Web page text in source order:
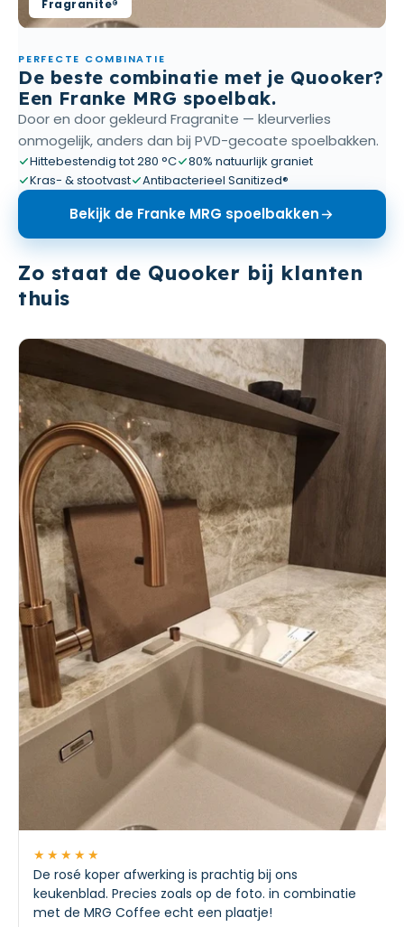
Fragranite®
PERFECTE COMBINATIE
De beste combinatie met je Quooker?
Een Franke MRG spoelbak.
Door en door gekleurd Fragranite — kleurverlies
onmogelijk, anders dan bij PVD-gecoate spoelbakken.
Hittebestendig tot 280 °C
80% natuurlijk graniet
Kras- & stootvast
Antibacterieel Sanitized®
Bekijk de Franke MRG spoelbakken
Zo staat de Quooker bij klanten
thuis
★★★★★
De rosé koper afwerking is prachtig bij ons
keukenblad. Precies zoals op de foto. in combinatie
met de MRG Coffee echt een plaatje!